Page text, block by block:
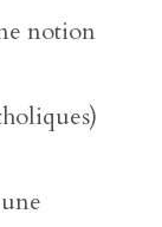
notion